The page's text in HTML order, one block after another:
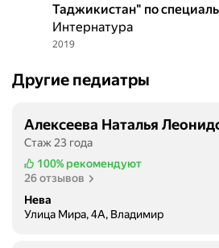
е
4
Таджикистан" по
Интернатура
2019
Другие педиатры
Алексеева Наталья
Стаж 23 года
100% рекомендуют
26 отзывов
Нева
Улица Мира, 4А, Владимир